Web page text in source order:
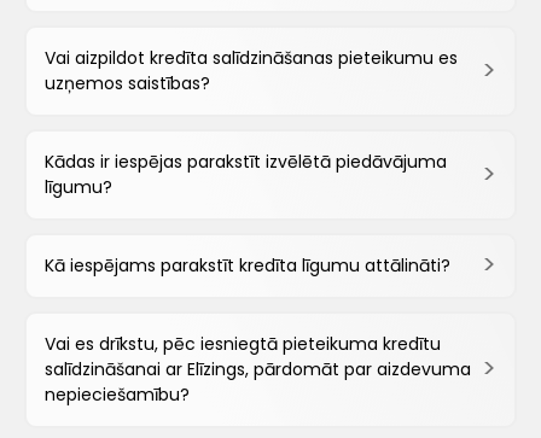
Vai aizpildot kredīta salīdzināšanas pieteikumu es
uzņemos saistības?
Kādas ir iespējas parakstīt izvēlētā piedāvājuma
līgumu?
Kā iespējams parakstīt kredīta līgumu attālināti?
Vai es drīkstu, pēc iesniegtā pieteikuma kredītu
salīdzināšanai ar Elīzings, pārdomāt par aizdevuma
nepieciešamību?